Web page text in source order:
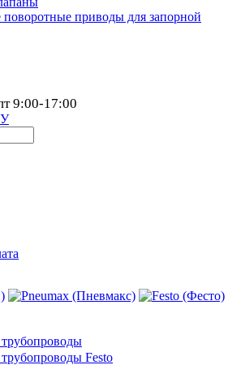
поворотные приводы для запорной
9:00-17:00
Festo